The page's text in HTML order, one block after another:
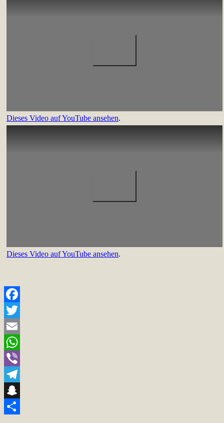
Dieses Video auf YouTube ansehen.
Dieses Video auf YouTube ansehen.
Facebook
Twitter
Email
WhatsApp
Viber
Telegram
Snapchat